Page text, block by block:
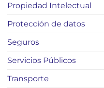
Propiedad Intelectual
Protección de datos
Seguros
Servicios Públicos
Transporte